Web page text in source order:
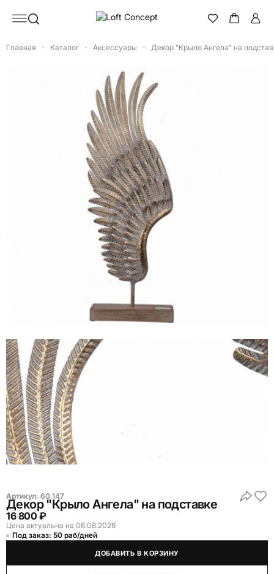
Главная Каталог Аксессуары Декор "Крыло Ангела" на
Артикул: 60.147
Декор "Крыло Ангела" на подставке
16 800 ₽
Цена актуальна на 06.08.2026
Под заказ: 50 раб/дней
ДОБАВИТЬ В КОРЗИНУ